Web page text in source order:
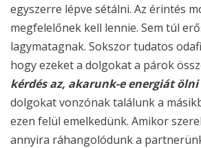
egyszerre lépve sétálni. Az érintés
megfelelőnek kell lennie. Sem túl
lagymatagnak. Sokszor tudatos
hogy ezeket a dolgokat a párok
kérdés az, akarunk-e energiát ölni
dolgokat vonzónak találunk a
ezen felül emelkedünk. Amikor
annyira ráhangolódunk a